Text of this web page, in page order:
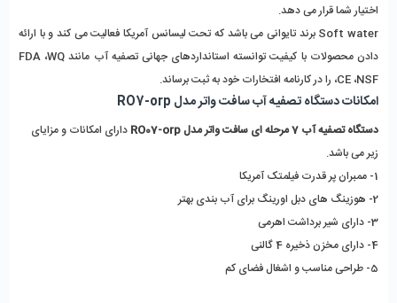
اختیار شما قرار می دهد.
Soft water برند تایوانی می باشد که تحت لیسانس آمریکا فعالیت می کند و با ارائه
دادن محصولات با کیفیت توانسته استانداردهای جهانی تصفیه آب مانند FDA ،WQ
،CE ،NSF را در کارنامه افتخارات خود به ثبت برساند.
امکانات دستگاه تصفیه آب سافت واتر مدل RO7-orp
دستگاه تصفیه آب 7 مرحله ای سافت واتر مدل RO07-orp
دارای امکانات و مزایای
زیر می باشد.
1- ممبران پر قدرت فیلمتک آمریکا
2- هوزینگ های دبل اورینگ برای آب بندی بهتر
3- دارای شیر برداشت اهرمی
4- دارای مخزن ذخیره 4 گالنی
5- طراحی مناسب و اشغال فضای کم